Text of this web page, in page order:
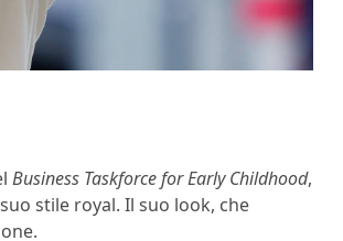
Business Taskforce for Early Childhood,
stile royal. Il suo look, che